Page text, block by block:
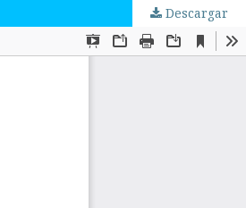
Descargar